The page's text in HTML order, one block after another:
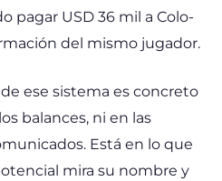
pagar USD 36 mil a Colo-
del mismo jugador.
ese sistema es concreto
balances, ni en las
Está en lo que
mira su nombre y